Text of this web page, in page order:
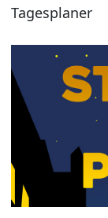
Tagesplaner